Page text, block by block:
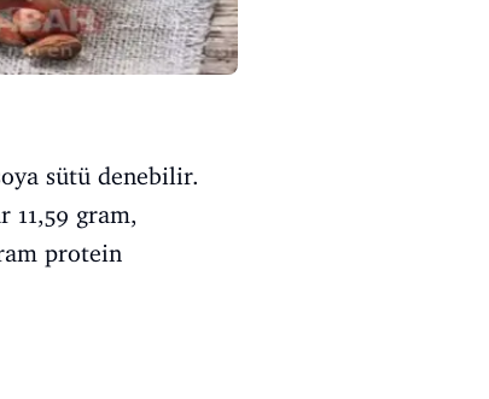
sütü denebilir.
11,59 gram,
protein